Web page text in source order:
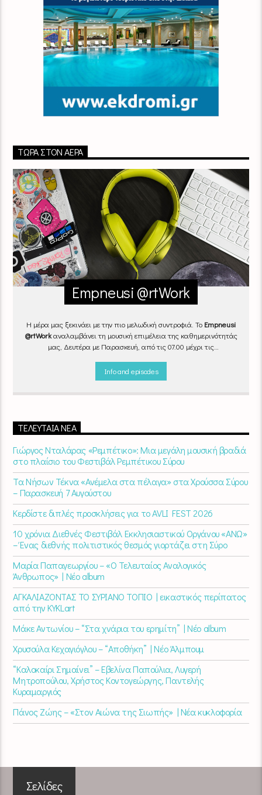
ΤΏΡΑ ΣΤΟΝ ΑΈΡΑ
Empneusi @rtWork
Η μέρα μας ξεκινάει με την πιο μελωδική συντροφιά. Το Empneusi
@rtWorkαναλαμβάνει τη μουσική επιμέλεια της καθημερινότητάς
μας, Δευτέρα με Παρασκευή, από τις 07.00 μέχρι τις
εναλλάσσονται αρμονικά, θυμίζοντάς μας πως δουλειά και
Καθημερινά(Δευτέρα-Παρασκευή)
Info and episodes
ΤΕΛΕΥΤΑΊΑ ΝΈΑ
Γιώργος Νταλάρας «Ρεμπέτικο»: Μια μεγάλη μουσική βραδιά
στο πλαίσιο του Φεστιβάλ Ρεμπέτικου Σύρου
Τα Νήσων Τέκνα «Ανέμελα στα πέλαγα» στα Χρούσσα Σύρου
– Παρασκευή 7 Αυγούστου
Κερδίστε διπλές προσκλήσεις για το AVLI FEST 2026
10 χρόνια Διεθνές Φεστιβάλ Εκκλησιαστικού Οργάνου «ΑΝΩ»
– Ένας διεθνής πολιτιστικός θεσμός γιορτάζει στη Σύρο​
Μαρία Παπαγεωργίου – «Ο Τελευταίος Αναλογικός
Άνθρωπος» | Νέο album
ΑΓΚΑΛΙΑΖΟΝΤΑΣ ΤΟ ΣΥΡΙΑΝΟ ΤΟΠΙΟ | εικαστικός περίπατος
από την KYKLart
Μάκε Αντωνίου – “Στα χνάρια του ερημίτη” | Νέο album
Χρυσούλα Κεχαγιόγλου – “Αποθήκη” | Νέο Άλμπουμ
“Καλοκαίρι Σημαίνει” – Εβελίνα Παπούλια, Λυγερή
Μητροπούλου, Χρήστος Κοντογεώργης, Παντελής
Κυραμαργιός
Πάνος Ζώης – «Στον Αιώνα της Σιωπής» | Νέα κυκλοφορία
Σελίδες